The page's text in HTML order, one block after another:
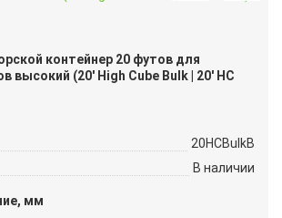
контейнер 20 футов для
высокий (20′ High Cube Bulk | 20′ HC
20HCBulkB
В наличии
мм